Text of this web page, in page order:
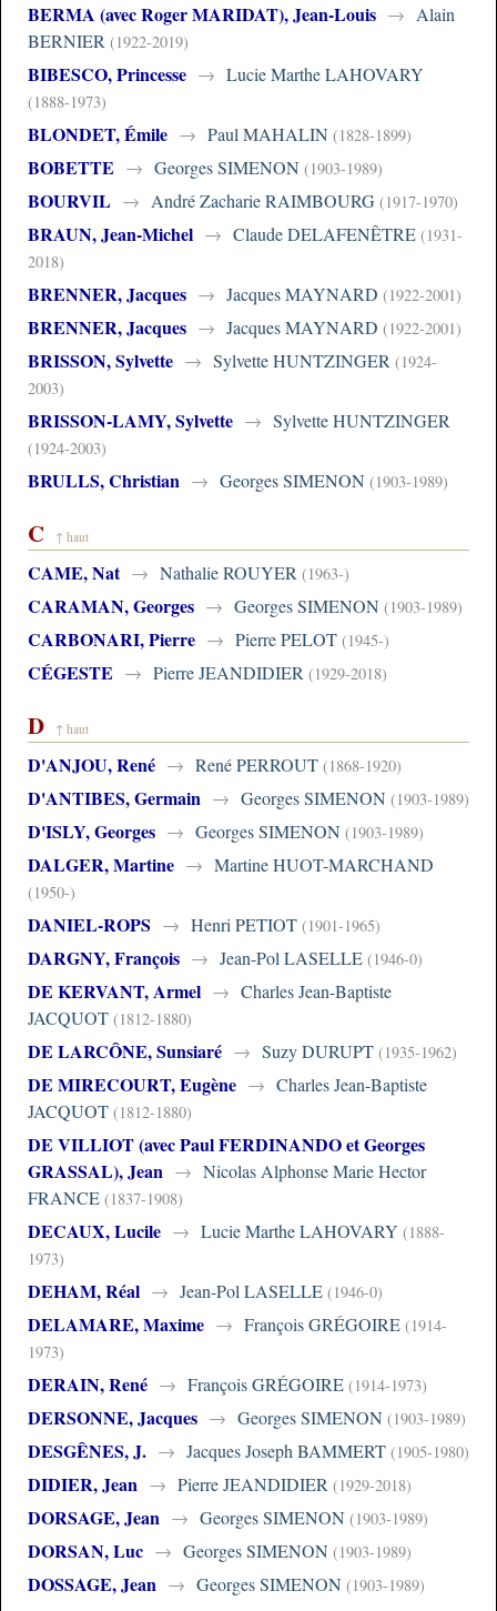
BERMA (avec Roger MARIDAT), Jean-Louis → Alain
BERNIER (1922-2019)
BIBESCO, Princesse → Lucie Marthe LAHOVARY
(1888-1973)
BLONDET, Émile → Paul MAHALIN (1828-1899)
BOBETTE → Georges SIMENON (1903-1989)
BOURVIL → André Zacharie RAIMBOURG (1917-1970)
BRAUN, Jean-Michel → Claude DELAFENÊTRE (1931-
2018)
BRENNER, Jacques → Jacques MAYNARD (1922-2001)
BRENNER, Jacques → Jacques MAYNARD (1922-2001)
BRISSON, Sylvette → Sylvette HUNTZINGER (1924-
2003)
BRISSON-LAMY, Sylvette → Sylvette HUNTZINGER
(1924-2003)
BRULLS, Christian → Georges SIMENON (1903-1989)
C ↑ haut
CAME, Nat → Nathalie ROUYER (1963-)
CARAMAN, Georges → Georges SIMENON (1903-1989)
CARBONARI, Pierre → Pierre PELOT (1945-)
CÉGESTE → Pierre JEANDIDIER (1929-2018)
D ↑ haut
D'ANJOU, René → René PERROUT (1868-1920)
D'ANTIBES, Germain → Georges SIMENON (1903-1989)
D'ISLY, Georges → Georges SIMENON (1903-1989)
DALGER, Martine → Martine HUOT-MARCHAND
(1950-)
DANIEL-ROPS → Henri PETIOT (1901-1965)
DARGNY, François → Jean-Pol LASELLE (1946-0)
DE KERVANT, Armel → Charles Jean-Baptiste
JACQUOT (1812-1880)
DE LARCÔNE, Sunsiaré → Suzy DURUPT (1935-1962)
DE MIRECOURT, Eugène → Charles Jean-Baptiste
JACQUOT (1812-1880)
DE VILLIOT (avec Paul FERDINANDO et Georges
GRASSAL), Jean → Nicolas Alphonse Marie Hector
FRANCE (1837-1908)
DECAUX, Lucile → Lucie Marthe LAHOVARY (1888-
1973)
DEHAM, Réal → Jean-Pol LASELLE (1946-0)
DELAMARE, Maxime → François GRÉGOIRE (1914-
1973)
DERAIN, René → François GRÉGOIRE (1914-1973)
DERSONNE, Jacques → Georges SIMENON (1903-1989)
DESGÊNES, J. → Jacques Joseph BAMMERT (1905-1980)
DIDIER, Jean → Pierre JEANDIDIER (1929-2018)
DORSAGE, Jean → Georges SIMENON (1903-1989)
DORSAN, Luc → Georges SIMENON (1903-1989)
DOSSAGE, Jean → Georges SIMENON (1903-1989)